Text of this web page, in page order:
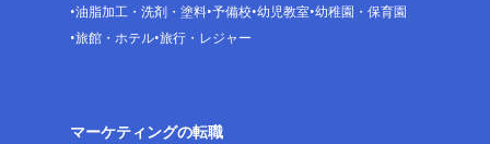
油脂加工・洗剤・塗料 予備校 幼児教室 幼稚園・保育園
旅館・ホテル 旅行・レジャー
マーケティングの転職